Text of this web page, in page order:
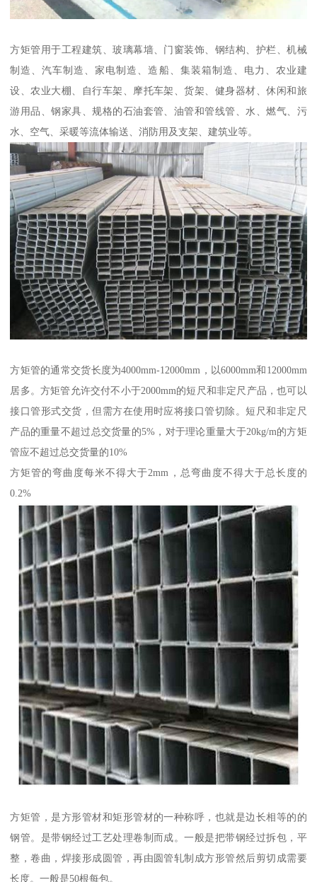
方矩管用于工程建筑、玻璃幕墙、门窗装饰、钢结构、护栏、机械
制造、汽车制造、家电制造、造船、集装箱制造、电力、农业建
设、农业大棚、自行车架、摩托车架、货架、健身器材、休闲和旅
游用品、钢家具、规格的石油套管、油管和管线管、水、燃气、污
水、空气、采暖等流体输送、消防用及支架、建筑业等。
方矩管的通常交货长度为4000mm-12000mm，以6000mm和12000mm
居多。方矩管允许交付不小于2000mm的短尺和非定尺产品，也可以
接口管形式交货，但需方在使用时应将接口管切除。短尺和非定尺
产品的重量不超过总交货量的5%，对于理论重量大于20kg/m的方矩
管应不超过总交货量的10%
方矩管的弯曲度每米不得大于2mm，总弯曲度不得大于总长度的
0.2%
方矩管，是方形管材和矩形管材的一种称呼，也就是边长相等的的
钢管。是带钢经过工艺处理卷制而成。一般是把带钢经过拆包，平
整，卷曲，焊接形成圆管，再由圆管轧制成方形管然后剪切成需要
长度。一般是50根每包。